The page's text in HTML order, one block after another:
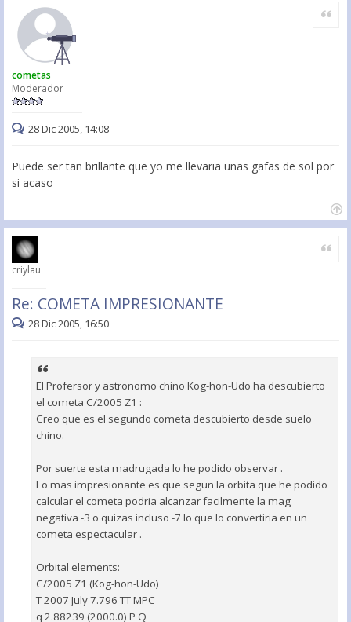
cometas
Moderador
Citar
28 Dic 2005, 14:08
Puede ser tan brillante que yo me llevaria unas gafas de sol por
si acaso
criylau
Re: COMETA IMPRESIONANTE
Citar
28 Dic 2005, 16:50
El Profersor y astronomo chino Kog-hon-Udo ha descubierto
el cometa C/2005 Z1 :
Creo que es el segundo cometa descubierto desde suelo
chino.
Por suerte esta madrugada lo he podido observar .
Lo mas impresionante es que segun la orbita que he podido
calcular el cometa podria alcanzar facilmente la mag
negativa -3 o quizas incluso -7 lo que lo convertiria en un
cometa espectacular .
Orbital elements:
C/2005 Z1 (Kog-hon-Udo)
T 2007 July 7.796 TT MPC
q 2.88239 (2000.0) P Q